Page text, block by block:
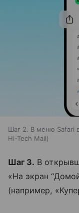
Шаг 2. В меню Safari
Hi-Tech Mail
Шаг 3. В
«На экран
(например,